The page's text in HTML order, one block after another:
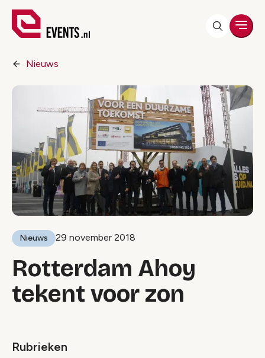
Nieuws
Nieuws 29 november 2018
Rotterdam Ahoy
tekent voor zon
Rubrieken